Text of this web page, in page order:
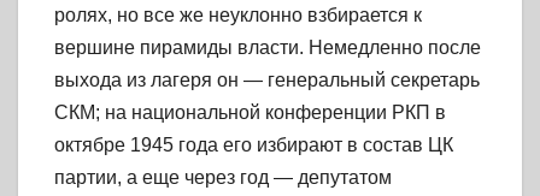
ролях, но все же неуклонно взбирается к
вершине пирамиды власти. Немедленно после
выхода из лагеря он — генеральный секретарь
СКМ; на национальной конференции РКП в
октябре 1945 года его избирают в состав ЦК
партии, а еще через год — депутатом